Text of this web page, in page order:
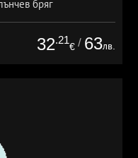
бряг
32.21
€ / 63лв.